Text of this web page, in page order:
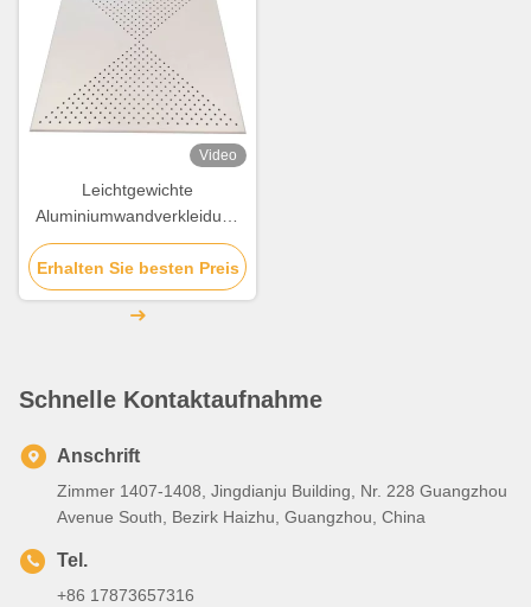
Video
Leichtgewichte
Aluminiumwandverkleidung
Perforierter
Aluminiumverbundplatten
Erhalten Sie besten Preis
Schnelle Kontaktaufnahme
Anschrift
Zimmer 1407-1408, Jingdianju Building, Nr. 228 Guangzhou
Avenue South, Bezirk Haizhu, Guangzhou, China
Tel.
+86 17873657316